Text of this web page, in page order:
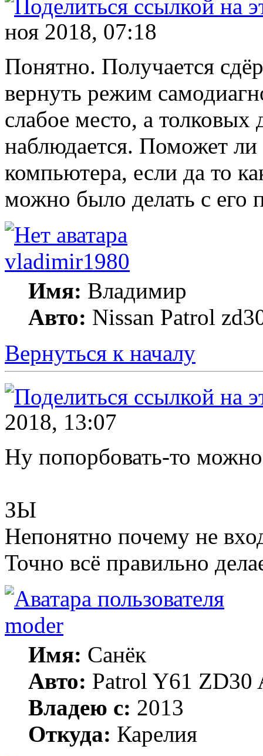
ноя 2018, 07:18
Понятно. Получается
вернуть режим
слабое место, а толковых
наблюдается. Поможет
компьютера, если да то
можно было делать с его
vladimir1980
Имя: Владимир
Авто: Nissan Patrol
Вернуться к началу
2018, 13:07
Ну попорбовать-то
ЗЫ
Непонятно почему не
Точно всё правильно
moder
Имя: Санёк
Авто: Patrol Y61 ZD30
Владею с: 2013
Откуда: Карелия